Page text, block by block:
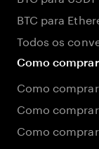
BTC para
Todos os
Como
Como
Como
Como